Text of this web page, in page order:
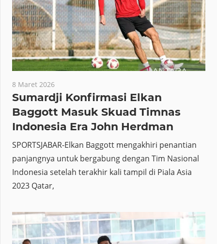
8 Maret 2026
Sumardji Konfirmasi Elkan
Baggott Masuk Skuad Timnas
Indonesia Era John Herdman
SPORTSJABAR-Elkan Baggott mengakhiri penantian
panjangnya untuk bergabung dengan Tim Nasional
Indonesia setelah terakhir kali tampil di Piala Asia
2023 Qatar,